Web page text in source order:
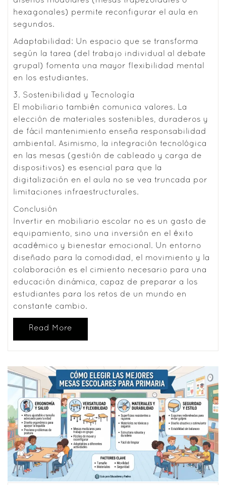
hexagonales) permite reconfigurar el aula en
segundos.
Adaptabilidad: Un espacio que se transforma
según la tarea (del trabajo individual al debate
grupal) fomenta una mayor flexibilidad mental
en los estudiantes.
3. Sostenibilidad y Tecnología
El mobiliario también comunica valores. La
elección de materiales sostenibles, duraderos y
de fácil mantenimiento enseña responsabilidad
ambiental. Asimismo, la integración tecnológica
en las mesas (gestión de cableado y carga de
dispositivos) es esencial para que la
digitalización en el aula no se vea truncada por
limitaciones infraestructurales.
Conclusión
Invertir en mobiliario escolar no es un gasto de
equipamiento, sino una inversión en el éxito
académico y bienestar emocional. Un entorno
diseñado para la comodidad, el movimiento y la
colaboración es el cimiento necesario para una
educación dinámica, capaz de preparar a los
estudiantes para los retos de un mundo en
constante cambio.
Read More